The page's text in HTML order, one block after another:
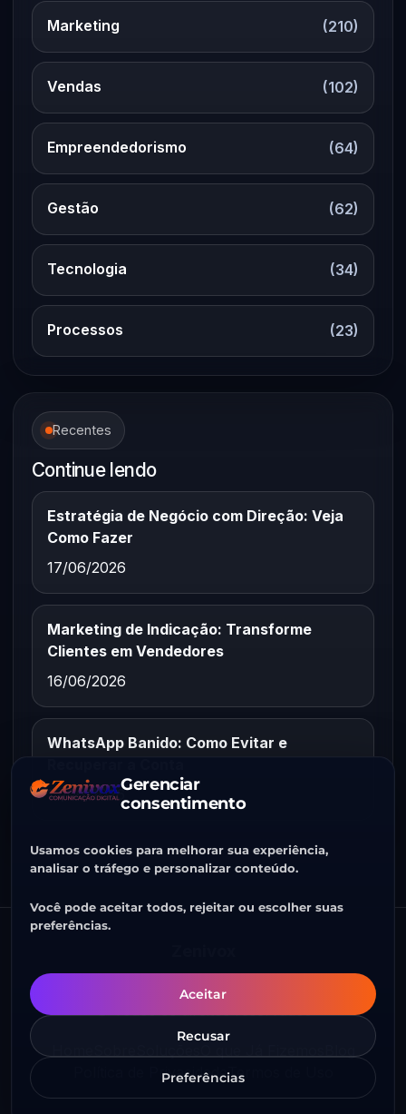
Gerenciar
consentimento
Usamos cookies para melhorar sua experiência,
analisar o tráfego e personalizar conteúdo.
Você pode aceitar todos, rejeitar ou escolher suas
preferências.
Aceitar
Recusar
Preferências
Marketing (210)
Vendas (102)
Empreendedorismo (64)
Gestão (62)
Tecnologia (34)
Processos (23)
Recentes
Continue lendo
Estratégia de Negócio com Direção: Veja
Como Fazer
17/06/2026
Marketing de Indicação: Transforme
Clientes em Vendedores
16/06/2026
WhatsApp Banido: Como Evitar e
15/06/2026
© Todos os direitos reservados
Política de PrivacidadeTermos de Uso